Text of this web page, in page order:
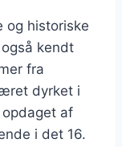
og historiske
kendt
fra
dyrket i
af
i det 16.